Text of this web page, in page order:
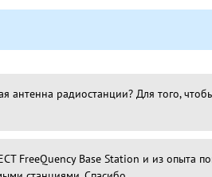
антенна радиостанции? Для того,
FreeQuency Base Station и из опыта